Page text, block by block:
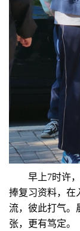
早上7时许，
捧复习资料，在
流，彼此打气。
张，更有笃定。